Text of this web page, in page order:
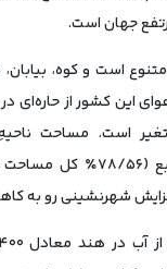
جهان است.
است و کوه،
این کشور از حاره‌ای
است. مساحت
۱٫۲۶۹٫۲۱۹ کیلومتر
شهرنشینی رو به